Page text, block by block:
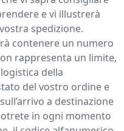
e vi illustrerà
spedizione.
contenere un numero
rappresenta un limite,
della
del vostro ordine e
a destinazione
in ogni momento